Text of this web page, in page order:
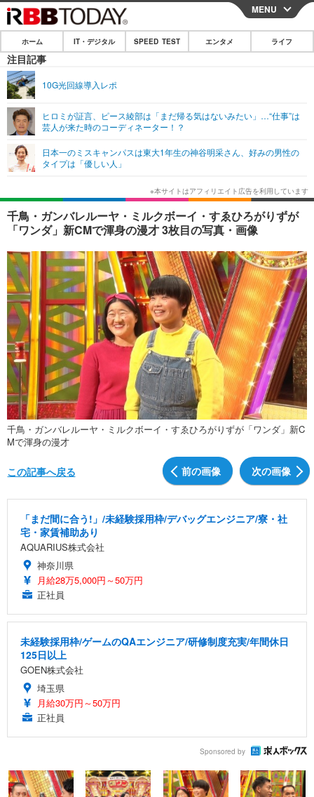
CLOSE
ホーム
IT・デジタル
ネタ
ショッピング その他
SPEED TEST
エンタメ
エンタメTOP
韓国・芸能
音楽 スポーツ
ショッピング その他
ライフ
ライフTOP グルメ
ペット ショッピング
その他
リリース一覧
プッシュ通知の停止方法
MENU
ホーム IT・デジタル SPEED TEST エンタメ ライフ
注目記事
10G光回線導入レポ
ヒロミが証言、ピース綾部は「まだ帰る気はないみたい」…“仕事”は
芸人が来た時のコーディネーター！？
日本一のミスキャンパスは東大1年生の神谷明采さん、好みの男性の
タイプは「優しい人」
千鳥・ガンバレルーヤ・ミルクボーイ・すゑひろがりずが
「ワンダ」新CMで渾身の漫才 3枚目の写真・画像
千鳥・ガンバレルーヤ・ミルクボーイ・すゑひろがりずが「ワンダ」新C
Mで渾身の漫才
前の画像 次の画像
この記事へ戻る
「まだ間に合う!」/未経験採用枠/デバッグエンジニア/寮・社
宅・家賃補助あり
AQUARIUS株式会社
神奈川県
月給28万5,000円～50万円
正社員
未経験採用枠/ゲームのQAエンジニア/研修制度充実/年間休日
125日以上
GOEN株式会社
埼玉県
月給30万円～50万円
正社員
Sponsored by